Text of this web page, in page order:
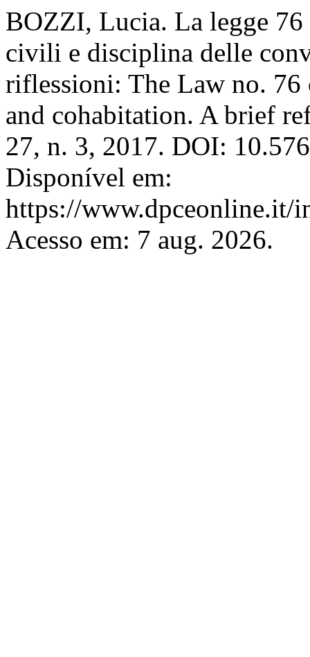
BOZZI, Lucia. La legge
civili e disciplina delle
riflessioni: The Law no.
and cohabitation. A brief
27, n. 3, 2017. DOI:
Disponível em:
https://www.dpceonline.it/
Acesso em: 7 aug. 2026.